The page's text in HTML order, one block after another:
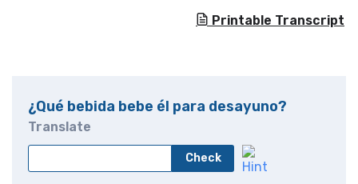
Printable Transcript
¿Qué bebida bebe él para desayuno?
Translate
Check